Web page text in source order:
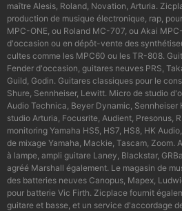
maître Alesis, Roland, Novation, Arturia.
production de musique électronique, rap,
MPC-ONE, ou Roland MC-707, ou Akai
d'occasion ou en dépôt-vente des
cultes comme les MPC60 ou les TR-808.
Fender d'occasion, guitares neuves PRS,
Guild, Godin. Guitares classiques pour le
Shure, Sennheiser, Lewitt. Micro de studio
Audio Technica, Beyer Dynamic,
studio Arturia, Focusrite, Audient, Presonus,
monitoring Yamaha HS5, HS7, HS8, HK
de mixage Yamaha, Mackie, Tascam, Zoom.
à lampe, ampli guitare Laney, Blackstar,
agréé Marshall également. Le magasin de
des batteries neuves Canopus, Mapex,
pour batterie Vic Firth. Zicplace fournit
guitare et basse, et un service d'accordage